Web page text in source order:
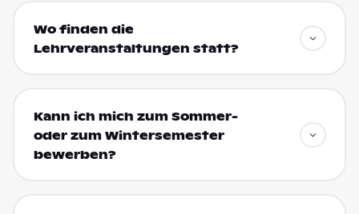
Wo finden die
Lehrveranstaltungen statt?
Kann ich mich zum Sommer-
oder zum Wintersemester
bewerben?